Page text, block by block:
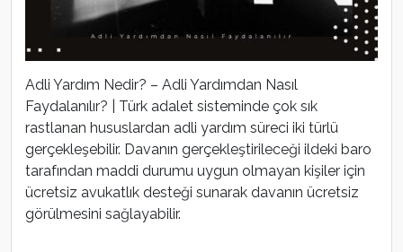
Adli Yardım Nedir? – Adli Yardımdan Nasıl
Faydalanılır? | Türk adalet sisteminde çok sık
rastlanan hususlardan adli yardım süreci iki türlü
gerçekleşebilir. Davanın gerçekleştirileceği ildeki baro
tarafından maddi durumu uygun olmayan kişiler için
ücretsiz avukatlık desteği sunarak davanın ücretsiz
görülmesini sağlayabilir.